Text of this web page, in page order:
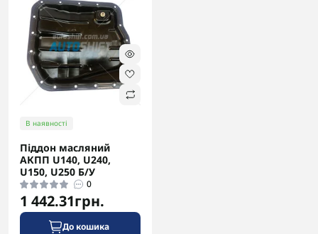
В наявності
Піддон масляний
АКПП U140, U240,
U150, U250 Б/У
0
1 442.31грн.
До кошика